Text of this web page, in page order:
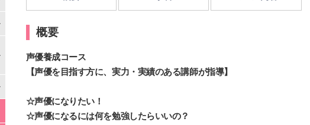
概要
声優養成コース
【声優を目指す方に、実力・実績のある講師が指導】
☆声優になりたい！
☆声優になるには何を勉強したらいいの？